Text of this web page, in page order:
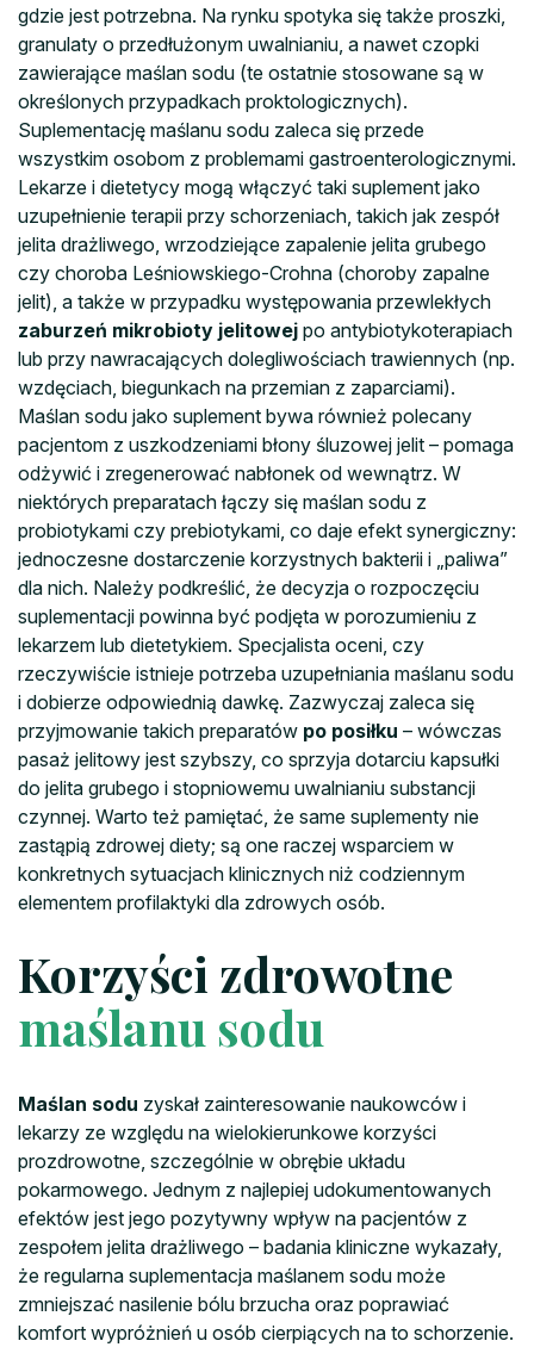
gdzie jest potrzebna. Na rynku spotyka się także proszki,
granulaty o przedłużonym uwalnianiu, a nawet czopki
zawierające maślan sodu (te ostatnie stosowane są w
określonych przypadkach proktologicznych).
Suplementację maślanu sodu zaleca się przede
wszystkim osobom z problemami gastroenterologicznymi.
Lekarze i dietetycy mogą włączyć taki suplement jako
uzupełnienie terapii przy schorzeniach, takich jak zespół
jelita drażliwego, wrzodziejące zapalenie jelita grubego
czy choroba Leśniowskiego-Crohna (choroby zapalne
jelit), a także w przypadku występowania przewlekłych
zaburzeń mikrobioty jelitowej po antybiotykoterapiach
lub przy nawracających dolegliwościach trawiennych (np.
wzdęciach, biegunkach na przemian z zaparciami).
Maślan sodu jako suplement bywa również polecany
pacjentom z uszkodzeniami błony śluzowej jelit – pomaga
odżywić i zregenerować nabłonek od wewnątrz. W
niektórych preparatach łączy się maślan sodu z
probiotykami czy prebiotykami, co daje efekt synergiczny:
jednoczesne dostarczenie korzystnych bakterii i „paliwa”
dla nich. Należy podkreślić, że decyzja o rozpoczęciu
suplementacji powinna być podjęta w porozumieniu z
lekarzem lub dietetykiem. Specjalista oceni, czy
rzeczywiście istnieje potrzeba uzupełniania maślanu sodu
i dobierze odpowiednią dawkę. Zazwyczaj zaleca się
przyjmowanie takich preparatów po posiłku – wówczas
pasaż jelitowy jest szybszy, co sprzyja dotarciu kapsułki
do jelita grubego i stopniowemu uwalnianiu substancji
czynnej. Warto też pamiętać, że same suplementy nie
zastąpią zdrowej diety; są one raczej wsparciem w
konkretnych sytuacjach klinicznych niż codziennym
elementem profilaktyki dla zdrowych osób.
Korzyści zdrowotne
maślanu sodu
Maślan sodu zyskał zainteresowanie naukowców i
lekarzy ze względu na wielokierunkowe korzyści
prozdrowotne, szczególnie w obrębie układu
pokarmowego. Jednym z najlepiej udokumentowanych
efektów jest jego pozytywny wpływ na pacjentów z
zespołem jelita drażliwego – badania kliniczne wykazały,
że regularna suplementacja maślanem sodu może
zmniejszać nasilenie bólu brzucha oraz poprawiać
komfort wypróżnień u osób cierpiących na to schorzenie.